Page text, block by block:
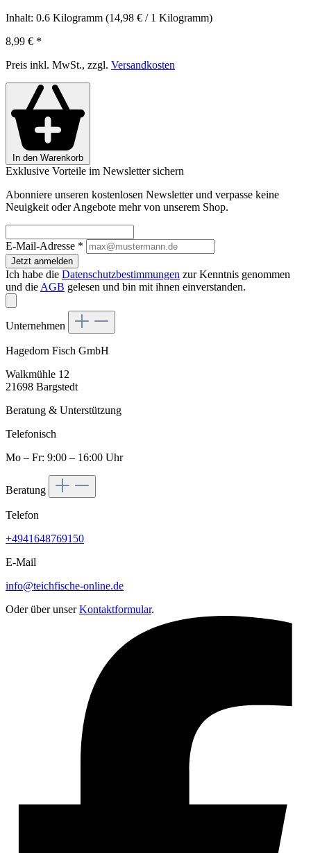
Inhalt: 0.6 Kilogramm (14,98 € / 1 Kilogramm)
8,99 € *
Preis inkl. MwSt., zzgl. Versandkosten
In den Warenkorb
Exklusive Vorteile im Newsletter sichern
Abonniere unseren kostenlosen Newsletter und verpasse keine
Neuigkeit oder Angebote mehr von unserem Shop.
E-Mail-Adresse *
Jetzt anmelden
Ich habe die Datenschutzbestimmungen zur Kenntnis genommen
und die AGB gelesen und bin mit ihnen einverstanden.
Unternehmen
Hagedorn Fisch GmbH
Walkmühle 12
21698 Bargstedt
Beratung & Unterstützung
Telefonisch
Mo – Fr: 9:00 – 16:00 Uhr
Beratung
Telefon
+4941648769150
E-Mail
info@teichfische-online.de
Oder über unserKontaktformular.